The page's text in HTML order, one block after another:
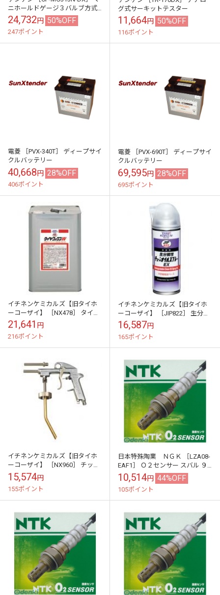
ニホールドゲージ３バルブ方式
【カーエアコン修理機器】
24,732円 50%OFF
247ポイント
グ式サーキットテスター
11,664円 50%OFF
116ポイント
電菱 ［PVX-340T］ ディープサイ
クルバッテリー
40,668円 28%OFF
406ポイント
電菱 ［PVX-690T］ ディープサイ
クルバッテリー
69,595円 28%OFF
695ポイント
イチネンケミカルズ【旧タイホ
ーコーザイ】 ［NX478］ タイヤ
ワックスW 油性シリコーン(斗
21,641 円
216ポイント
イチネンケミカルズ【旧タイホ
ーコーザイ】 ［JIP822］ 生分解
性チェーンオイルスプレーSP(エ
アゾール) 420ml
16,587円
165ポイント
イチネンケミカルズ【旧タイホ
ーコーザイ】 ［NX960］ チップ
レジストガン(スプレーガン)
15,574円
155ポイント
日本特殊陶業 ＮＧＫ ［LZA08-
EAF1］ Ｏ２センサー スバル ９
６３２０ ＮＧＫ レガシィ ＢＰ５
ＢＬ５ 他
10,514円 44%OFF
105ポイント